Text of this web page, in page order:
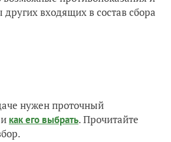
входящих в состав сбора
нужен проточный
как его выбрать. Прочитайте